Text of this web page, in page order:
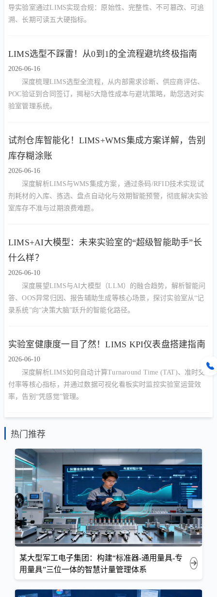
导实验室通过LIMS实现合规：原始性、完整性、不可篡改、可追
溯、长期可读五大硬指标。
LIMS选型不踩雷！从0到1的全流程避坑终极指南
2026-06-16
深度梳理LIMS选型全流程，从内部需求诊断、供应商评估、
POC验证到合同签订，揭秘5大隐性成本与避坑策略，助您选对实
验室管理系统。
试剂仓库智能化！LIMS+WMS集成方案详解，告别
库存糊涂账
2026-06-16
深度解析LIMS与WMS集成方案，通过条码/RFID技术实现试
剂耗材的入库、拣选、盘点自动化与效期智能预警，彻底解决实验
室库存不准与过期浪费难题。
LIMS+AI大模型：未来实验室的“超级智能助手”长
什么样？
2026-06-10
深度展望LIMS与AI大模型（LLM）的融合趋势，解析智能问
答、OOS异常归因、报告辅助生成等核心场景，探讨实验室从“记
录系统”向“决策大脑”跃升的智能化路径。
实验室健康度一目了然！LIMS KPI仪表盘搭建指南
2026-06-10
深度解析LIMS如何自动计算Turnaround Time (TAT)、准时交
付率等核心指标，并通过数据可视化看板实时监控实验室运营效
率，告别“凭感觉”管理。
热门推荐
某大型军工电子集团：构建“标准器-通用量具-专
用量具”三位一体的智慧计量管理体系